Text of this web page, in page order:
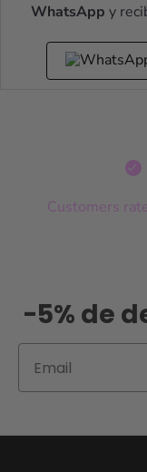
WhatsApp y
Customers
-5% de